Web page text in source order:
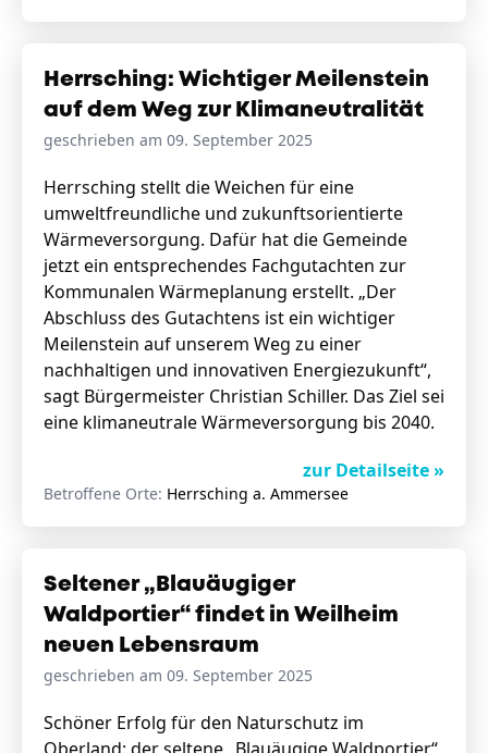
Herrsching: Wichtiger Meilenstein
auf dem Weg zur Klimaneutralität
geschrieben am 09. September 2025
Herrsching stellt die Weichen für eine
umweltfreundliche und zukunftsorientierte
Wärmeversorgung. Dafür hat die Gemeinde
jetzt ein entsprechendes Fachgutachten zur
Kommunalen Wärmeplanung erstellt. „Der
Abschluss des Gutachtens ist ein wichtiger
Meilenstein auf unserem Weg zu einer
nachhaltigen und innovativen Energiezukunft“,
sagt Bürgermeister Christian Schiller. Das Ziel sei
eine klimaneutrale Wärmeversorgung bis 2040.
zur Detailseite »
Betroffene Orte: Herrsching a. Ammersee
Seltener „Blauäugiger
Waldportier“ findet in Weilheim
neuen Lebensraum
geschrieben am 09. September 2025
Schöner Erfolg für den Naturschutz im